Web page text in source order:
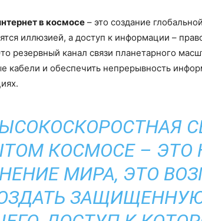
в космосе – это создание
иллюзией, а доступ к информации –
резервный канал связи планетарного
кабели и обеспечить непрерывность
КОСМОСЕ – ЭТО
МИРА, ЭТО